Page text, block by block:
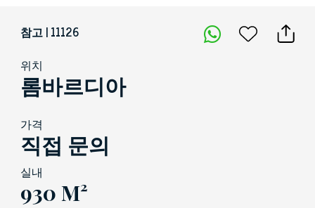
참고 | 11126
위치
롬바르디아
가격
직접 문의
실내
930 M²